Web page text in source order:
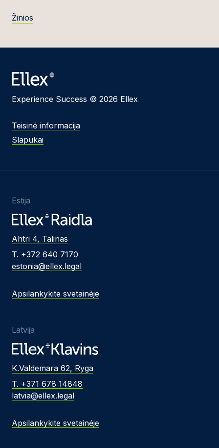
Žinios
Experience Success © 2026 Ellex
Teisinė informacija
Slapukai
Estija
Ahtri 4, Talinas
T. +372 640 7170
estonia@ellex.legal
Apsilankykite svetainėje
Latvija
K.Valdemara 62, Ryga
T. +371 678 14848
latvia@ellex.legal
Apsilankykite svetainėje